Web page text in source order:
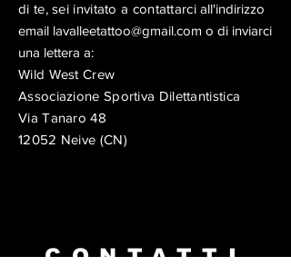
di te, sei invitato a contattarciall'indirizzo
email lavalleetattoo@gmail.com o di inviarci
una lettera a:
Wild West Crew
Associazione Sportiva Dilettantistica
Via Tanaro 48
12052 Neive (CN)
CONTATTI